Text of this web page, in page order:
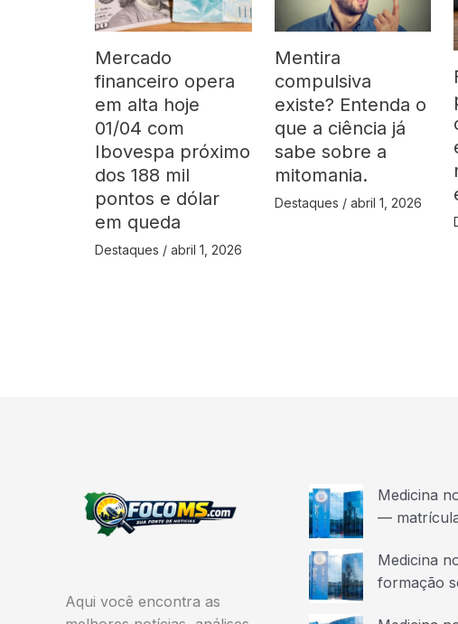
Mercado
financeiro opera
em alta hoje
01/04 com
Ibovespa próximo
dos 188 mil
pontos e dólar
em queda
Destaques / abril 1, 2026
Mentira
compulsiva
existe? Entenda o
que a ciência já
sabe sobre a
mitomania.
Destaques / abril 1, 2026
Aqui você encontra as
Medicina
—
Medicina
formação